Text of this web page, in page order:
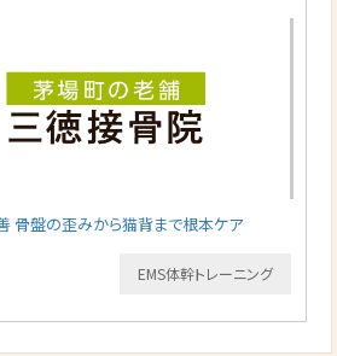
骨盤の歪みから猫背まで根本ケア
EMS体幹トレーニング